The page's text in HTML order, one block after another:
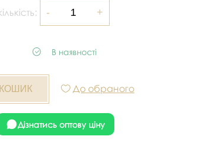
В наявності
До обраного
Дізнатись оптову ціну